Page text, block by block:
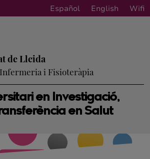
Español English Wifi
en Investigació,
en Salut
de Lleida
i Fisioteràpia